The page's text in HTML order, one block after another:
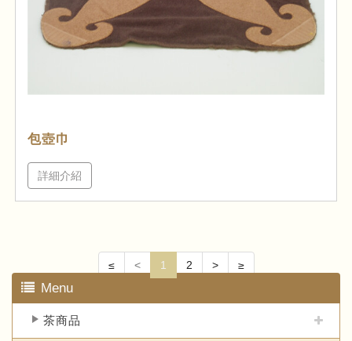
包壺巾
詳細介紹
≤ < 1 2 > ≥
Menu
茶商品